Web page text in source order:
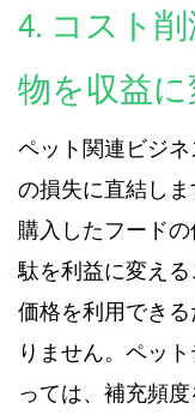
4. コスト
物を収益に
ペット関連ビジ
の損失に直結し
購入したフード
駄を利益に変え
価格を利用でき
りません。ペッ
っては、補充頻